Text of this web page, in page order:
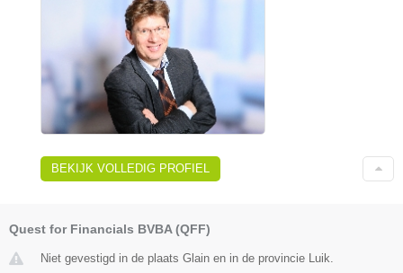
BEKIJK VOLLEDIG PROFIEL
Quest for Financials BVBA (QFF)
Niet gevestigd in de plaats Glain en in de provincie Luik.